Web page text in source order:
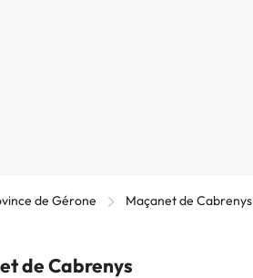
de Gérone Maçanet de Cabrenys
de Cabrenys